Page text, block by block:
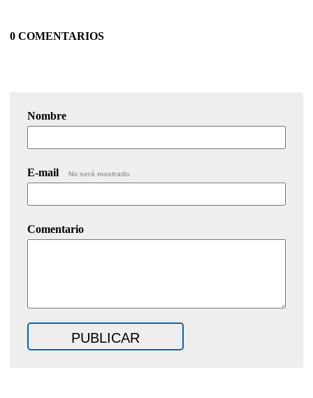
0 COMENTARIOS
Nombre
E-mail No será mostrado.
Comentario